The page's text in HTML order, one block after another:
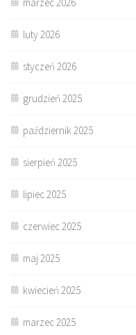
luty 2026
styczeń 2026
grudzień 2025
październik 2025
sierpień 2025
lipiec 2025
czerwiec 2025
maj 2025
kwiecień 2025
marzec 2025